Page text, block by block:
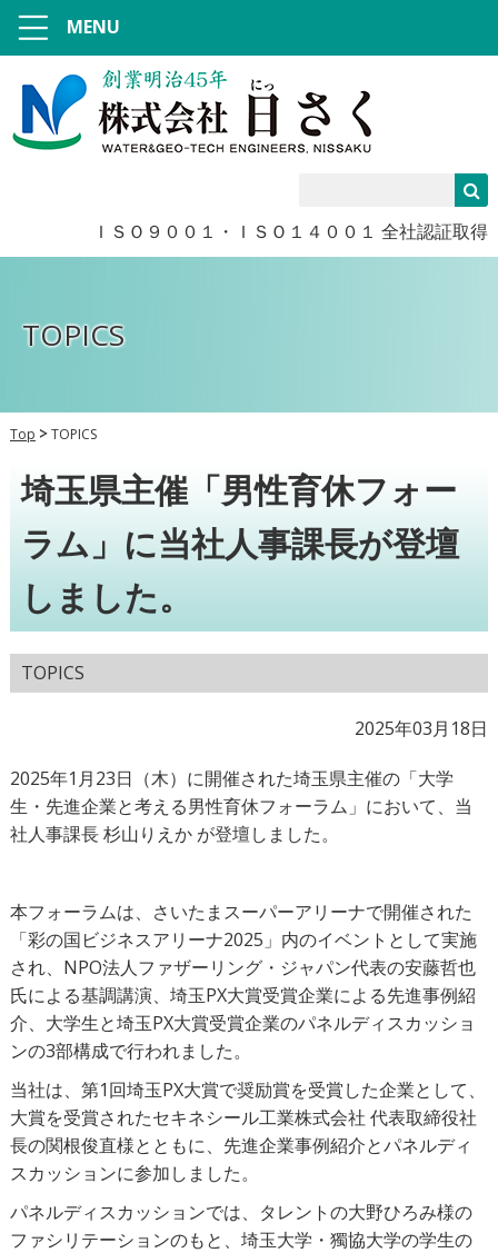
ＩＳＯ９００１・ＩＳＯ１４００１ 全社認証取得
MENU
TOPICS
Top TOPICS
埼玉県主催「男性育休フォー
ラム」に当社人事課長が登壇
しました。
TOPICS
2025年03月18日
2025年1月23日（木）に開催された埼玉県主催の「大学
生・先進企業と考える男性育休フォーラム」において、当
社人事課長 杉山りえか が登壇しました。
本フォーラムは、さいたまスーパーアリーナで開催された
「彩の国ビジネスアリーナ2025」内のイベントとして実施
され、NPO法人ファザーリング・ジャパン代表の安藤哲也
氏による基調講演、埼玉PX大賞受賞企業による先進事例紹
介、大学生と埼玉PX大賞受賞企業のパネルディスカッショ
ンの3部構成で行われました。
当社は、第1回埼玉PX大賞で奨励賞を受賞した企業として、
大賞を受賞されたセキネシール工業株式会社 代表取締役社
長の関根俊直様とともに、先進企業事例紹介とパネルディ
スカッションに参加しました。
パネルディスカッションでは、タレントの大野ひろみ様の
ファシリテーションのもと、埼玉大学・獨協大学の学生の